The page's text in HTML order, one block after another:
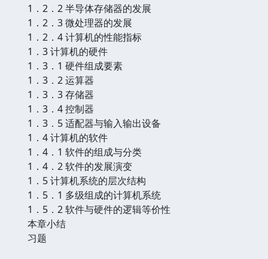
1．2．2 半导体存储器的发展
1．2．3 微处理器的发展
1．2．4 计算机的性能指标
1．3 计算机的硬件
1．3．1 硬件组成要素
1．3．2 运算器
1．3．3 存储器
1．3．4 控制器
1．3．5 适配器与输入输出设备
1．4 计算机的软件
1．4．1 软件的组成与分类
1．4．2 软件的发展演变
1．5 计算机系统的层次结构
1．5．1 多级组成的计算机系统
1．5．2 软件与硬件的逻辑等价性
本章小结
习题